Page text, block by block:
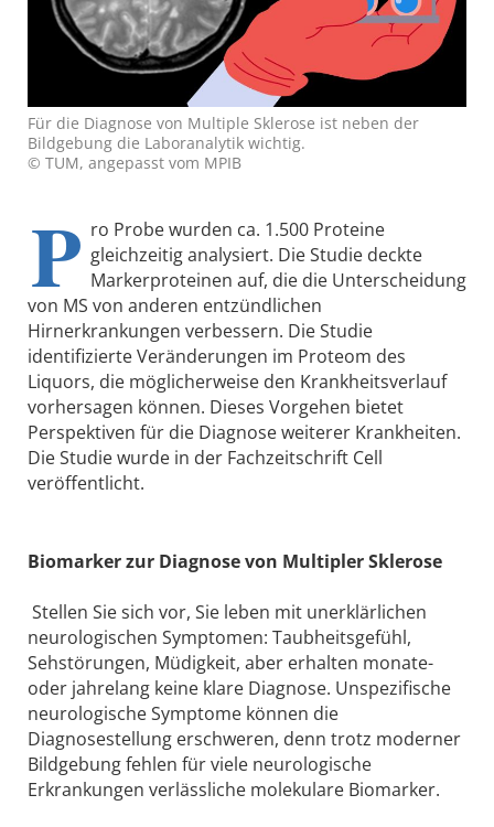
Für die Diagnose von Multiple Sklerose ist neben der
Bildgebung die Laboranalytik wichtig.
© TUM, angepasst vom MPIB
P ro Probe wurden ca. 1.500 Proteine
gleichzeitig analysiert. Die Studie deckte
Markerproteinen auf, die die Unterscheidung
von MS von anderen entzündlichen
Hirnerkrankungen verbessern. Die Studie
identifizierte Veränderungen im Proteom des
Liquors, die möglicherweise den Krankheitsverlauf
vorhersagen können. Dieses Vorgehen bietet
Perspektiven für die Diagnose weiterer Krankheiten.
Die Studie wurde in der Fachzeitschrift Cell
veröffentlicht.
Biomarker zur Diagnose von Multipler Sklerose
Stellen Sie sich vor, Sie leben mit unerklärlichen
neurologischen Symptomen: Taubheitsgefühl,
Sehstörungen, Müdigkeit, aber erhalten monate-
oder jahrelang keine klare Diagnose. Unspezifische
neurologische Symptome können die
Diagnosestellung erschweren, denn trotz moderner
Bildgebung fehlen für viele neurologische
Erkrankungen verlässliche molekulare Biomarker.